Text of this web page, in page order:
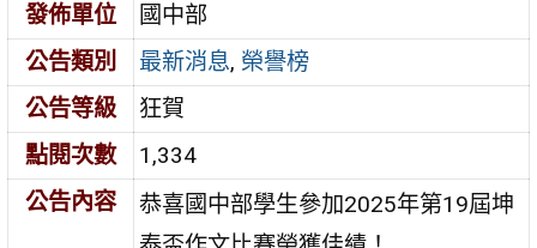
發佈單位
國中部
公告類別
最新消息, 榮譽榜
公告等級
狂賀
點閱次數
1,334
公告內容
恭喜國中部學生參加2025年第19屆坤